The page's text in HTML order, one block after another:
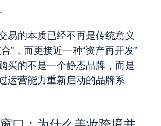
易的本质已经不再是传统意义
合”，而更接近一种“资产再开发”
买的不是一个静态品牌，而是
运营能力重新启动的品牌系